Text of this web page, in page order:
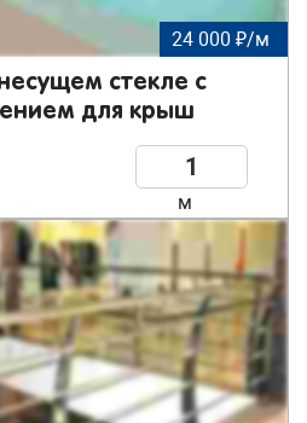
24 000 ₽/м
стекле с
для крыш
м